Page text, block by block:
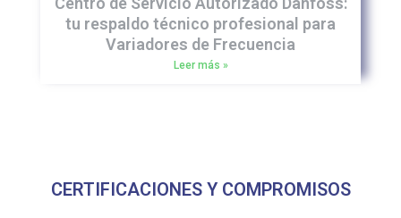
tu respaldo técnico profesional para
Variadores de Frecuencia
Leer más »
CERTIFICACIONES Y COMPROMISOS